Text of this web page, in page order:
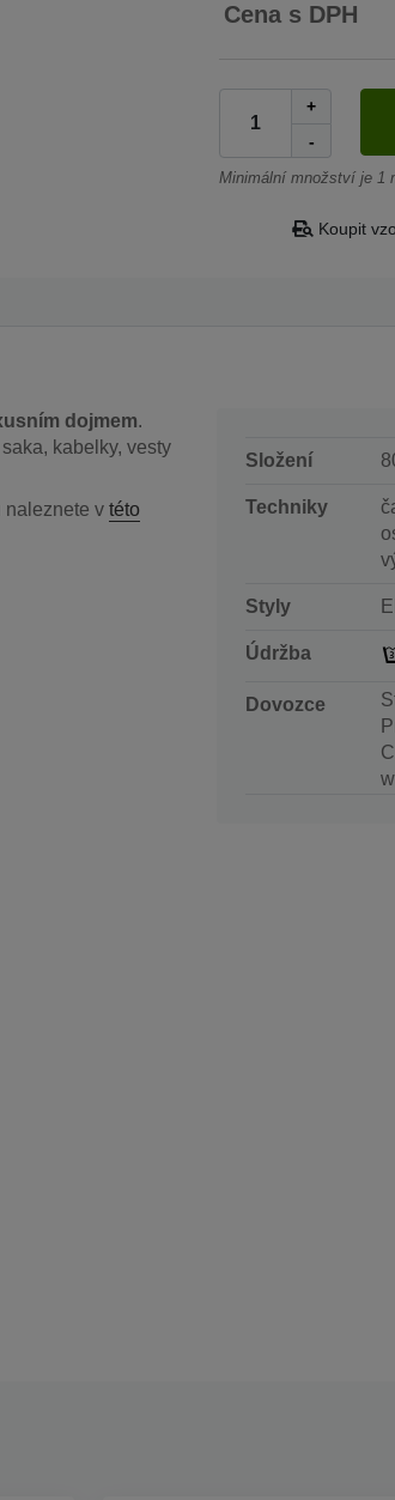
Cena s DPH
+
-
Minimální množství je 1
Koupit
dojmem.
kabelky, vesty
naleznete v této
Složení
Techniky
Styly
Údržba
Dovozce